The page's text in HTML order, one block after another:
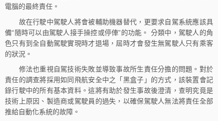
電腦的最終責任。
故在行駛中駕駛人將會被輔助機器替代，更要求自駕系統應該具
備“隨時可以由駕駛人接手操控或停俥”的功能。 分類中，駕駛人的角
色只有到全自動駕駛實現時才退場，屆時才會發生無駕駛人只有乘客
的狀況。
修法也重視自駕技術失敗並導致事故所生責任分擔的問題。對於
責任的調查將採用如同飛航安全中之「黑盒子」的方式，該裝置會記
錄行駛中的所有基本資料。這將有助於發生事故後澄清，查明究竟是
技術上原因、製造商或駕駛員的過失，以確保駕駛人無法將責任全部
推給自動化系統的故障。